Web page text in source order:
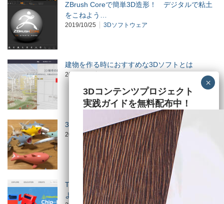
ZBrush Coreで簡単3D造形！ デジタルで粘土
をこねよう…
2019/10/25 3Dソフトウェア
建物を作る時におすすめな3Dソフトとは
2017/7/25
3Dプリンターでルアー作ったってよ！
2019/1/16 使い方
Thingiverseで無料の3Dデータをダウンロードし
よう！
3Dコンテンツプロジェクト
実践ガイドを無料配布中！